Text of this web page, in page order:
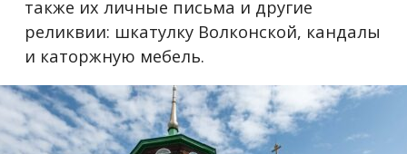
также их личные письма и другие
реликвии: шкатулку Волконской, кандалы
и каторжную мебель.